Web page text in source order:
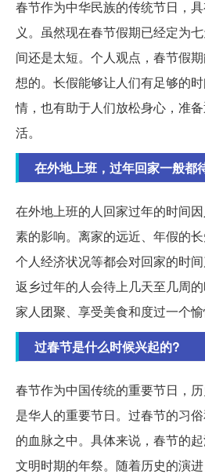
春节作为中华民族的传统节日，
义。虽然现在春节假期已经定为
间还是太短。个人观点，春节假
想的。长假能够让人们有足够的
情，也有助于人们放松身心，准
活。
在外地上班，过年回家一般都
在外地上班的人回家过年的时间
素的影响。离家的远近、年假的
个人经济状况等都会对回家的时
返乡过年的人会待上几天至几周
家人团聚、享受美食和度过一个愉
过春节是什么时候兴起的?
春节作为中国传统的重要节日，
是华人的重要节日。过春节的习
的血脉之中。具体来说，春节的
文明时期的年祭。随着历史的演